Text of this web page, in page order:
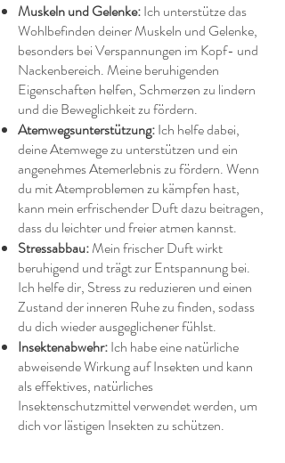
Muskeln und Gelenke:Ich unterstütze das
Wohlbefinden deiner Muskeln und Gelenke,
besonders bei Verspannungen im Kopf- und
Nackenbereich. Meine beruhigenden
Eigenschaften helfen, Schmerzen zu lindern
und die Beweglichkeit zu fördern.
Atemwegsunterstützung:Ich helfe dabei,
deine Atemwege zu unterstützen und ein
angenehmes Atemerlebnis zu fördern. Wenn
du mit Atemproblemen zu kämpfen hast,
kann mein erfrischender Duft dazu beitragen,
dass du leichter und freier atmen kannst.
Stressabbau:Mein frischer Duft wirkt
beruhigend und trägt zur Entspannung bei.
Ich helfe dir, Stress zu reduzieren und einen
Zustand der inneren Ruhe zu finden, sodass
du dich wieder ausgeglichener fühlst.
Insektenabwehr:Ich habe eine natürliche
abweisende Wirkung auf Insekten und kann
als effektives, natürliches
Insektenschutzmittel verwendet werden, um
dich vor lästigen Insekten zu schützen.